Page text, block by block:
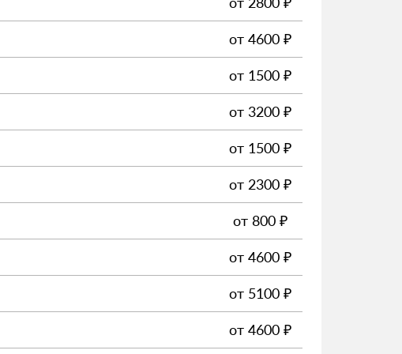
от 4600 ₽
от 1500 ₽
от 3200 ₽
от 1500 ₽
от 2300 ₽
от 800 ₽
от 4600 ₽
от 5100 ₽
от 4600 ₽